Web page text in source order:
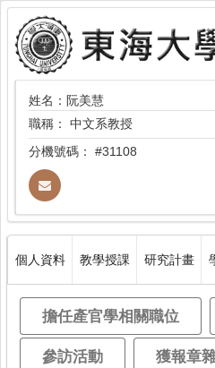
姓名：阮美慧
職稱： 中文系教授
分機號碼： #31108
個人資料 教學授課 研究計畫
擔任產官學相關職位
參訪活動 獲報章